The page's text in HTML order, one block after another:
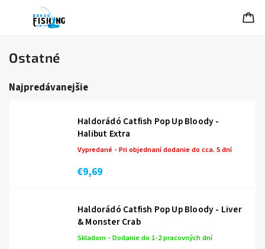
Ostatné
Najpredávanejšie
Haldorádó Catfish Pop Up Bloody -
Halibut Extra
Vypredané - Pri objednaní dodanie do cca. 5 dní
€9,69
Haldorádó Catfish Pop Up Bloody - Liver
& Monster Crab
Skladom - Dodanie do 1-2 pracovných dní